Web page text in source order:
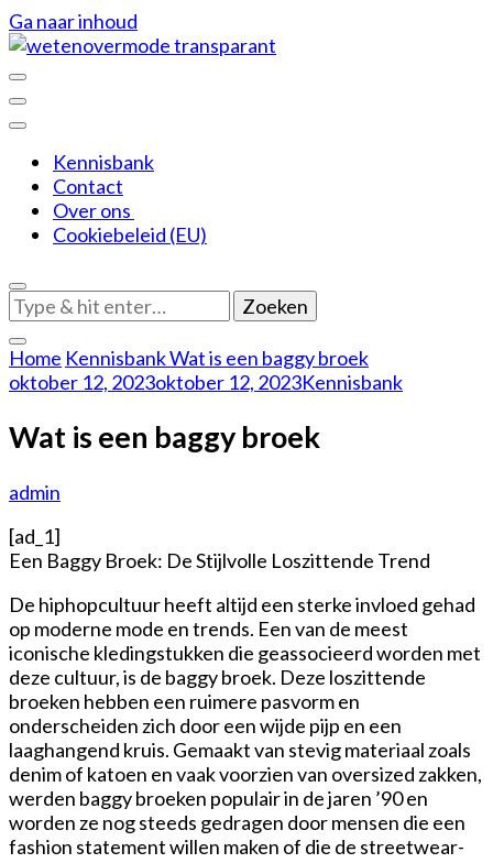
Ga naar inhoud
Weten over mode
Kennisbank
Contact
Over ons
Cookiebeleid (EU)
Op
zoek
naar
iets?
Home KennisbankWat is een baggy broek
oktober 12, 2023oktober 12, 2023Kennisbank
Wat is een baggy broek
admin
[ad_1]
Een Baggy Broek: De Stijlvolle Loszittende Trend
De hiphopcultuur heeft altijd een sterke invloed gehad
op moderne mode en trends. Een van de meest
iconische kledingstukken die geassocieerd worden met
deze cultuur, is de baggy broek. Deze loszittende
broeken hebben een ruimere pasvorm en
onderscheiden zich door een wijde pijp en een
laaghangend kruis. Gemaakt van stevig materiaal zoals
denim of katoen en vaak voorzien van oversized zakken,
werden baggy broeken populair in de jaren ’90 en
worden ze nog steeds gedragen door mensen die een
fashion statement willen maken of die de streetwear-